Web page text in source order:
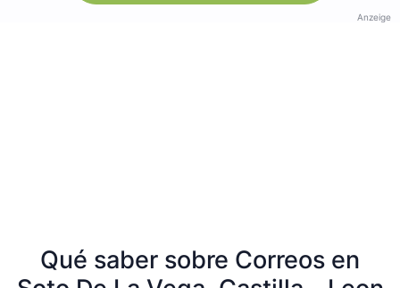
Anzeige
Qué saber sobre Correos en